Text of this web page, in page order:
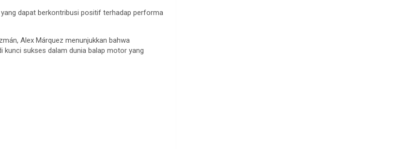
dapat berkontribusi positif terhadap performa
Alex Márquez menunjukkan bahwa
kunci sukses dalam dunia balap motor yang